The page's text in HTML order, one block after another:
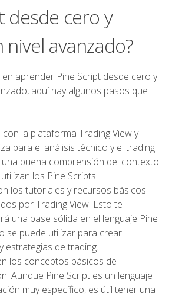
desde cero y
nivel avanzado?
aprender Pine Script desde cero y
aquí hay algunos pasos que
con la plataforma Trading View y
para el análisis técnico y el trading.
buena comprensión del contexto
los Pine Scripts.
los tutoriales y recursos básicos
por Trading View. Esto te
una base sólida en el lenguaje Pine
se puede utilizar para crear
estrategias de trading.
los conceptos básicos de
Aunque Pine Script es un lenguaje
muy específico, es útil tener una